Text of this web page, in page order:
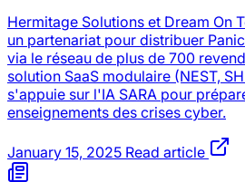
Hermitage Solutions et Dream On
un partenariat pour distribuer
via le réseau de plus de 700
solution SaaS modulaire (NEST,
s'appuie sur l'IA SARA pour
enseignements des crises cyber.
January 15, 2025 Read article